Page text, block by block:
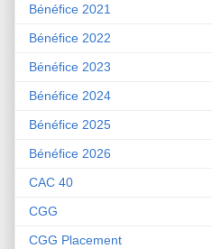
Bénéfice 2021
Bénéfice 2022
Bénéfice 2023
Bénéfice 2024
Bénéfice 2025
Bénéfice 2026
CAC 40
CGG
CGG Placement